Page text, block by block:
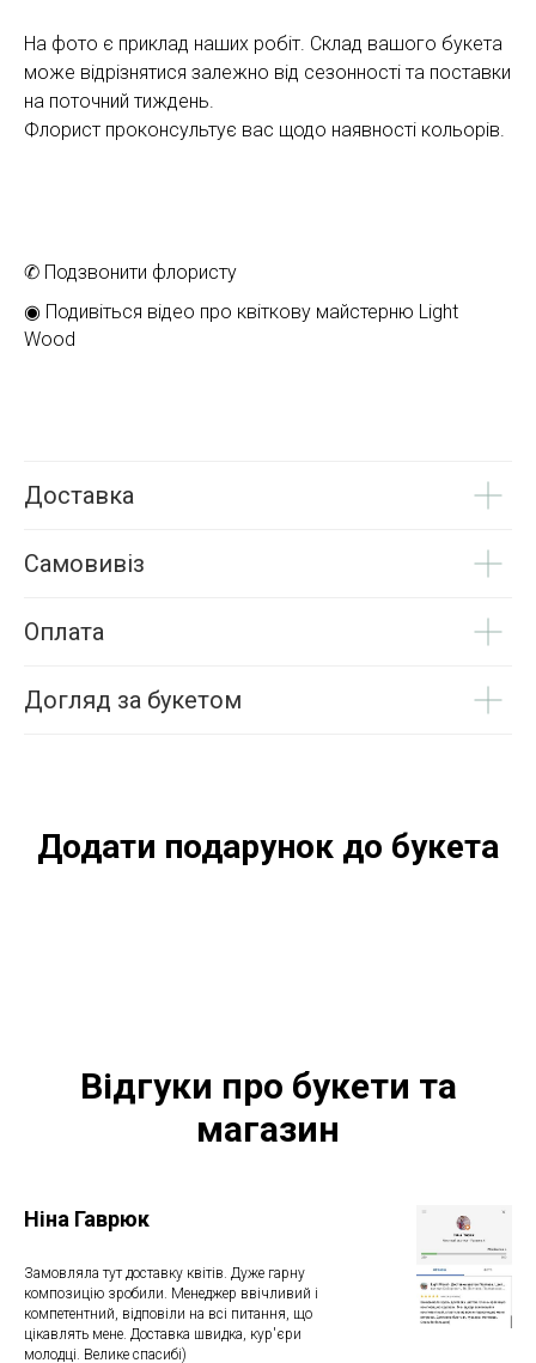
На фото є приклад наших робіт. Склад вашого букета
може відрізнятися залежно від сезонності та поставки
на поточний тиждень.
Флорист проконсультує вас щодо наявності кольорів.
✆ Подзвонити флористу
◉ Подивіться відео про квіткову майстерню Light
Wood
Доставка
Самовивіз
Оплата
Догляд за букетом
Додати подарунок до букета
Відгуки про букети та
магазин
Ніна Гаврюк
Замовляла тут доставку квітів. Дуже гарну
композицію зробили. Менеджер ввічливий і
компетентний, відповіли на всі питання, що
цікавлять мене. Доставка швидка, кур'єри
молодці. Велике спасибі)